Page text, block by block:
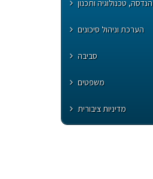
הנדסה, טכנולוגיה ותכנון
הערכת וניהול סיכונים
סביבה
משפטים
מדיניות ציבורית